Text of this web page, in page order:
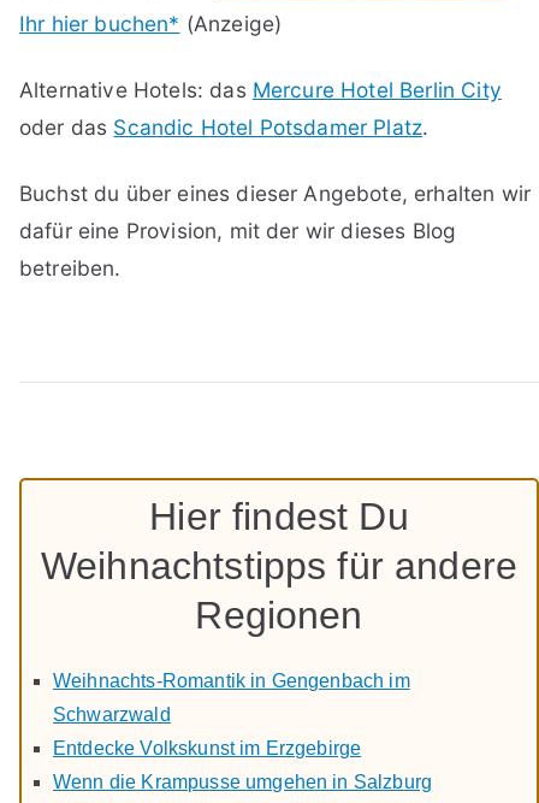
Ihr hier buchen* (Anzeige)
Alternative Hotels: das Mercure Hotel Berlin City
oder das Scandic Hotel Potsdamer Platz.
Buchst du über eines dieser Angebote, erhalten wir
dafür eine Provision, mit der wir dieses Blog
betreiben.
Hier findest Du
Weihnachtstipps für andere
Regionen
Weihnachts-Romantik in Gengenbach im
Schwarzwald
Entdecke Volkskunst im Erzgebirge
Wenn die Krampusse umgehen in Salzburg